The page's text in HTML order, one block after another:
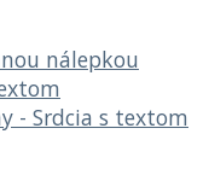
nálepkou
- Srdcia s textom